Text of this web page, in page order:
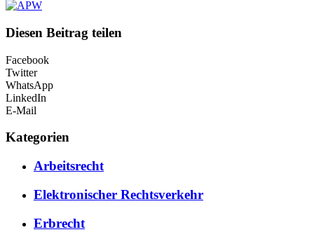
Diesen Beitrag teilen
Facebook
Twitter
WhatsApp
LinkedIn
E-Mail
Kategorien
Arbeitsrecht
Elektronischer Rechtsverkehr
Erbrecht